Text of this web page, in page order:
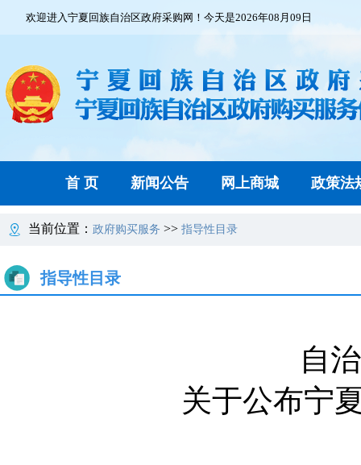
欢迎进入宁夏回族自治区政府采购网！今天是2026年08月09日
首 页 新闻公告 网上商城 政策法
当前位置： 政府购买服务 >> 指导性目录
指导性目录
自
关于公布宁